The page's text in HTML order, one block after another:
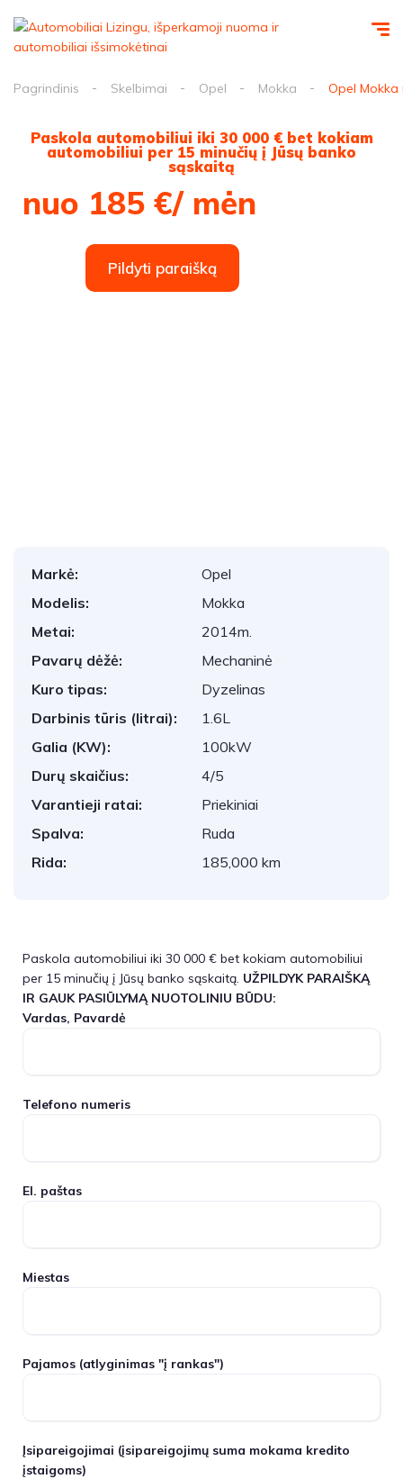
Pagrindinis Skelbimai Opel Mokka Opel Mokka
Paskola automobiliui iki 30 000 € bet kokiam
automobiliui per 15 minučių į Jūsų banko
sąskaitą
nuo 185 €/ mėn
Pildyti paraišką
Markė:
Opel
Modelis:
Mokka
Metai:
2014m.
Pavarų dėžė:
Mechaninė
Kuro tipas:
Dyzelinas
Darbinis tūris (litrai):
1.6L
Galia (KW):
100kW
Durų skaičius:
4/5
Varantieji ratai:
Priekiniai
Spalva:
Ruda
Rida:
185,000 km
Paskola automobiliui iki 30 000 € bet kokiam automobiliui
per 15 minučių į Jūsų banko sąskaitą. UŽPILDYK PARAIŠKĄ
IR GAUK PASIŪLYMĄ NUOTOLINIU BŪDU:
Vardas, Pavardė
Telefono numeris
El. paštas
Miestas
Pajamos (atlyginimas "į rankas")
Įsipareigojimai (įsipareigojimų suma mokama kredito
įstaigoms)